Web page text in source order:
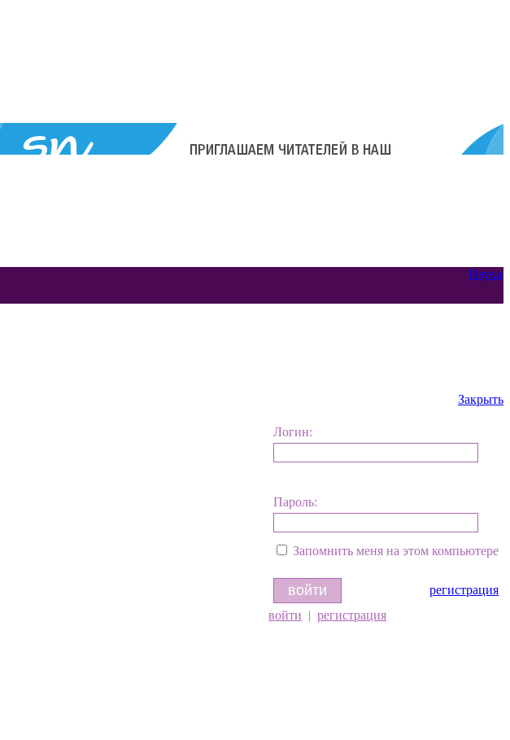
Наука
Закрыть
Логин:
Пароль:
Запомнить меня на этом компьютере
регистрация
войти | регистрация